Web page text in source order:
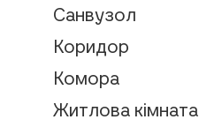
Санвузол
Коридор
Комора
Житлова кімната